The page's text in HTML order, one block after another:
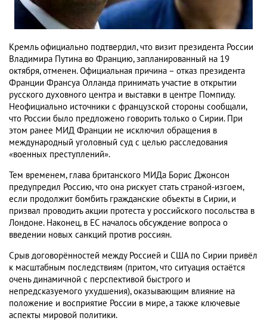
Кремль официально подтвердил, что визит президента России
Владимира Путина во Францию, запланированный на 19
октября, отменен. Официальная причина – отказ президента
Франции Франсуа Олланда принимать участие в открытии
русского духовного центра и выставки в центре Помпиду.
Неофициально источники с французской стороны сообщали,
что России было предложено говорить только о Сирии. При
этом ранее МИД Франции не исключил обращения в
международный уголовный суд с целью расследования
«военных преступлений».
Тем временем, глава британского МИДа Борис Джонсон
предупредил Россию, что она рискует стать страной-изгоем,
если продолжит бомбить гражданские объекты в Сирии, и
призвал проводить акции протеста у российского посольства в
Лондоне. Наконец, в ЕС началось обсуждение вопроса о
введении новых санкций против россиян.
Срыв договорённостей между Россией и США по Сирии привёл
к масштабным последствиям (притом, что ситуация остаётся
очень динамичной с перспективой быстрого и
непредсказуемого ухудшения), оказывающим влияние на
положение и восприятие России в мире, а также ключевые
аспекты мировой политики.